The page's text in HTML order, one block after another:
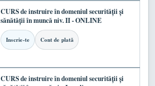
CURS de instruire în domeniul securității și
sănătății în muncă niv. II - ONLINE
Inscrie-te Cont de plată
CURS de instruire în domeniul securității și